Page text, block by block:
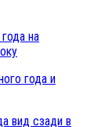
года и